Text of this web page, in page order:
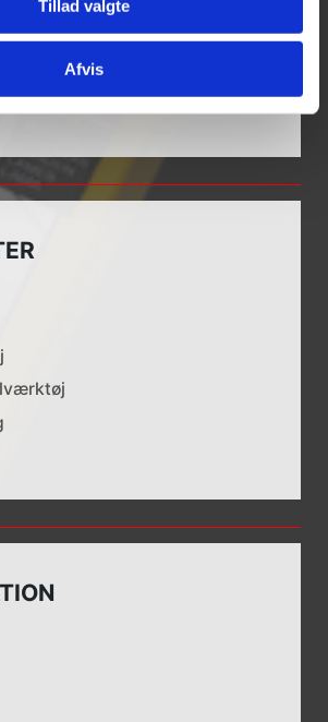
Tillad valgte
Afvis
Lørdag - Søndag:
Lukket
+45 96 52 08 60
info@tajima.dk